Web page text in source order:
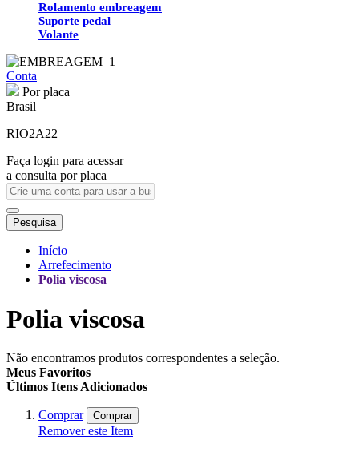
Rolamento embreagem
Suporte pedal
Volante
Conta
Por placa
Brasil
RIO2A22
Faça login para acessar
a consulta por placa
Pesquisa
Início
Arrefecimento
Polia viscosa
Polia viscosa
Não encontramos produtos correspondentes a seleção.
Meus Favoritos
Últimos Itens Adicionados
Comprar Comprar
Remover este Item